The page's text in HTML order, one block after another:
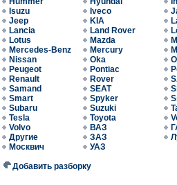
Isuzu
Iveco
Jeep
KIA
Lancia
Land Rover
Lotus
Mazda
Mercedes-Benz
Mercury
Nissan
Oka
Peugeot
Pontiac
Renault
Rover
Samand
SEAT
Smart
Spyker
Subaru
Suzuki
Tesla
Toyota
Volvo
ВАЗ
Другие
ЗАЗ
Москвич
УАЗ
Добавить разборку